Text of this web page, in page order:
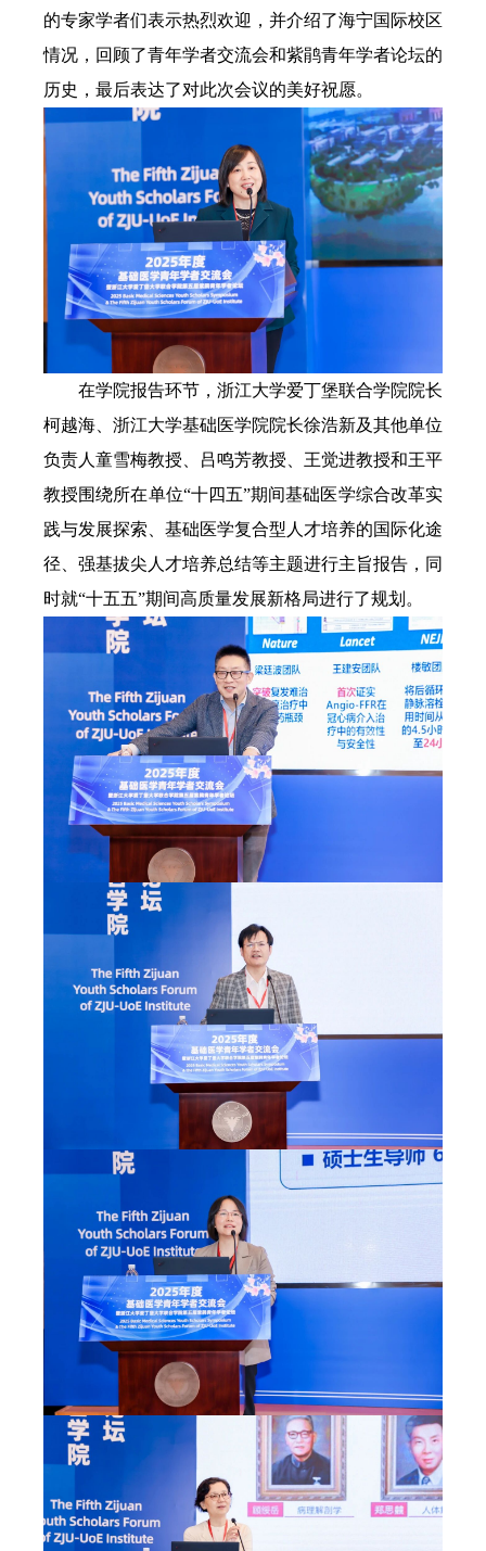
的专家学者们表示热烈欢迎，并介绍了海宁国际校区
情况，回顾了青年学者交流会和紫鹃青年学者论坛的
历史，最后表达了对此次会议的美好祝愿。
在学院报告环节，浙江大学爱丁堡联合学院院长
柯越海、浙江大学基础医学院院长徐浩新及其他单位
负责人童雪梅教授、吕鸣芳教授、王觉进教授和王平
教授围绕所在单位“十四五”期间基础医学综合改革实
践与发展探索、基础医学复合型人才培养的国际化途
径、强基拔尖人才培养总结等主题进行主旨报告，同
时就“十五五”期间高质量发展新格局进行了规划。